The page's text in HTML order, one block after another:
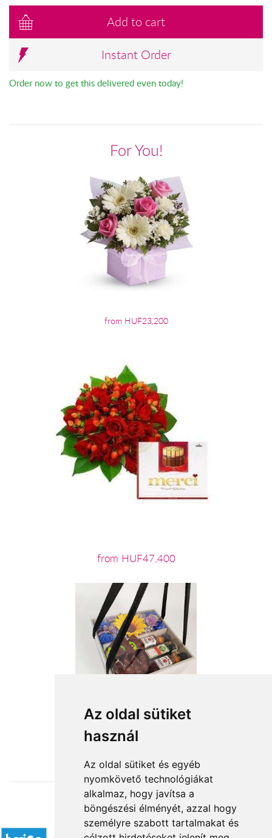
Az oldal sütiket
használ
Az oldal sütiket és egyéb
nyomkövető technológiákat
alkalmaz, hogy javítsa a
böngészési élményét, azzal hogy
személyre szabott tartalmakat és
Add to cart
Instant Order
Order now to get this delivered even today!
For You!
from HUF23,200
from HUF47,400
from HUF16,400
Accepted payment methods